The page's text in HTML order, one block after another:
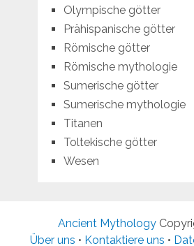
Olympische götter
Prähispanische götter
Römische götter
Römische mythologie
Sumerische götter
Sumerische mythologie
Titanen
Toltekische götter
Wesen
Ancient Mythology
Über uns • Kontaktiere uns •